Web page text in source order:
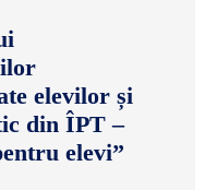
elevilor și
din ÎPT –
elevi”